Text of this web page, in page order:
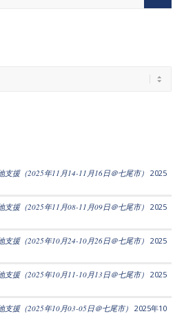
援（2025年11月14-11月16日＠七尾市） 2025
援（2025年11月08-11月09日＠七尾市） 2025
援（2025年10月24-10月26日＠七尾市） 2025
援（2025年10月11-10月13日＠七尾市） 2025
援（2025年10月03-05日＠七尾市） 2025年10